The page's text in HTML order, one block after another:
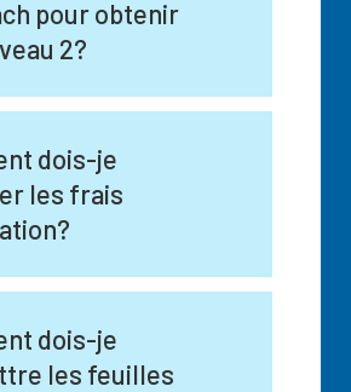
pour obtenir
2?
dois-je
les frais
dois-je
les feuilles